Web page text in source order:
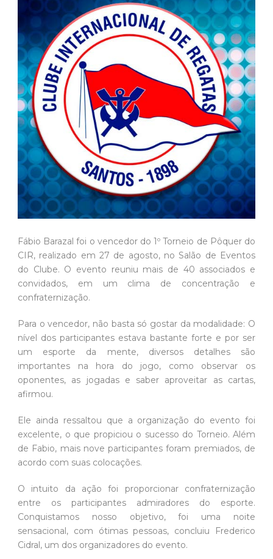
Fábio Barazal foi o vencedor do 1º Torneio de Pôquer do
CIR, realizado em 27 de agosto, no Salão de Eventos
do Clube. O evento reuniu mais de 40 associados e
convidados, em um clima de concentração e
confraternização.
Para o vencedor, não basta só gostar da modalidade: O
nível dos participantes estava bastante forte e por ser
um esporte da mente, diversos detalhes são
importantes na hora do jogo, como observar os
oponentes, as jogadas e saber aproveitar as cartas,
afirmou.
Ele ainda ressaltou que a organização do evento foi
excelente, o que propiciou o sucesso do Torneio. Além
de Fabio, mais nove participantes foram premiados, de
acordo com suas colocações.
O intuito da ação foi proporcionar confraternização
entre os participantes admiradores do esporte.
Conquistamos nosso objetivo, foi uma noite
sensacional, com ótimas pessoas, concluiu Frederico
Cidral, um dos organizadores do evento.